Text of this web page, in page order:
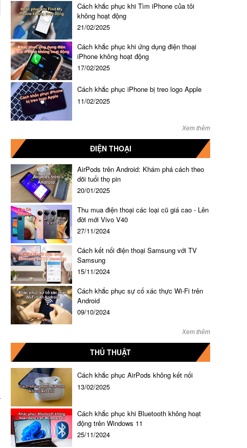
Cách khắc phục khi Tìm iPhone của tôi
không hoạt động
21/02/2025
Cách khắc phục khi ứng dụng điện thoại
iPhone không hoạt động
17/02/2025
Cách khắc phục iPhone bị treo logo Apple
11/02/2025
Xem thêm
ĐIỆN THOẠI
AirPods trên Android: Khám phá cách theo
dõi tuổi thọ pin
20/01/2025
Thu mua điện thoại các loại cũ giá cao - Lên
đời mới Vivo V40
27/11/2024
Cách kết nối điện thoại Samsung với TV
Samsung
15/11/2024
Cách khắc phục sự cố xác thực Wi-Fi trên
Android
09/10/2024
Xem thêm
THỦ THUẬT
Cách khắc phục AirPods không kết nối
13/02/2025
Cách khắc phục khi Bluetooth không hoạt
động trên Windows 11
25/11/2024